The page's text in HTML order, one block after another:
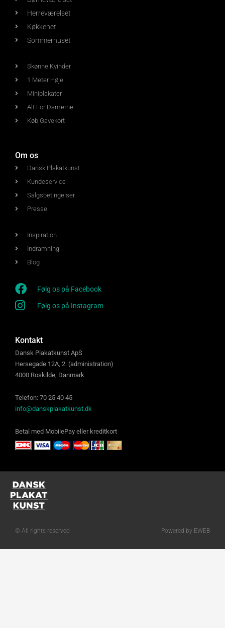
Herreværelset
Køkkenet
Sommerhuset
Skønne Kvinder
1 Meter Høje
Miniplakater
Alt For Damerne
Køb Gavekort
Om os
Dansk Plakatkunst
Kundeservice
Salgsbetingelser
Presse
Inspiration
Indramning
Blog
Følg os på Facebook
Følg os på Instagram
Kontakt
Dansk Plakatkunst ApS
Hersegade 12A, 2. (administration)
4000 Roskilde, Danmark
Telefon: 70 25 40 45
info@danskplakatkunst.dk
Betal med MobilePay eller kreditkort
© All rights reserved Powered by EWEB